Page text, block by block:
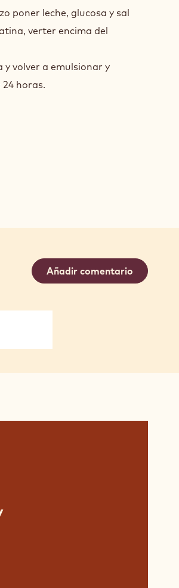
poner leche, glucosa y sal
verter encima del
volver a emulsionar y
horas.
Añadir comentario